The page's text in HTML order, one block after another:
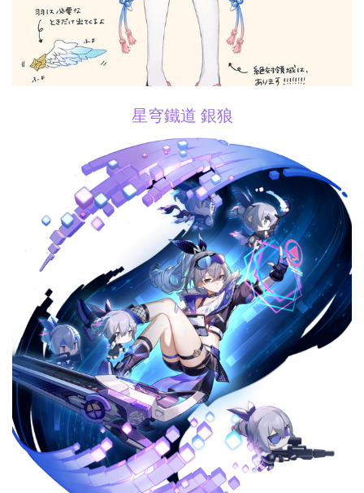
星穹鐵道 銀狼